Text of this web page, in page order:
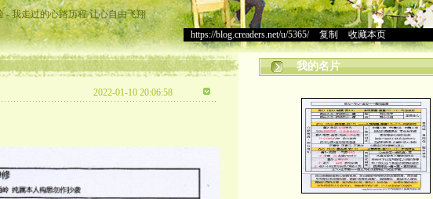
- 我走过的心路历程 让心自由飞翔
https://blog.creaders.net/u/5365/> 复制 收藏本页
2022-01-10 20:06:58
我的名片